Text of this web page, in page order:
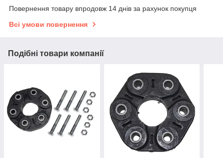
Повернення товару впродовж 14 днів за рахунок покупця
Всі умови повернення
Подібні товари компанії